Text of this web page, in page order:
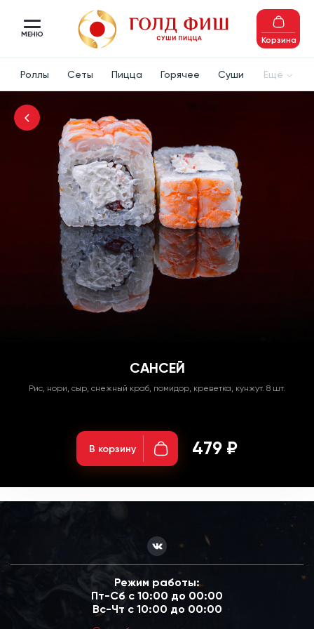
МЕНЮ
Корзина
Роллы Сеты Пицца Горячее Суши Ещё
САНСЕЙ
Рис, нори, сыр, снежный краб, помидор, креветка, кунжут. 8 шт.
В корзину 479 ₽
Режим работы:
Пт-Сб с 10:00 до 00:00
Вс-Чт с 10:00 до 00:00